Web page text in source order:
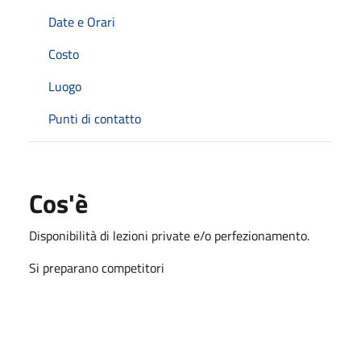
Date e Orari
Costo
Luogo
Punti di contatto
Cos'è
Disponibilità di lezioni private e/o perfezionamento.
Si preparano competitori